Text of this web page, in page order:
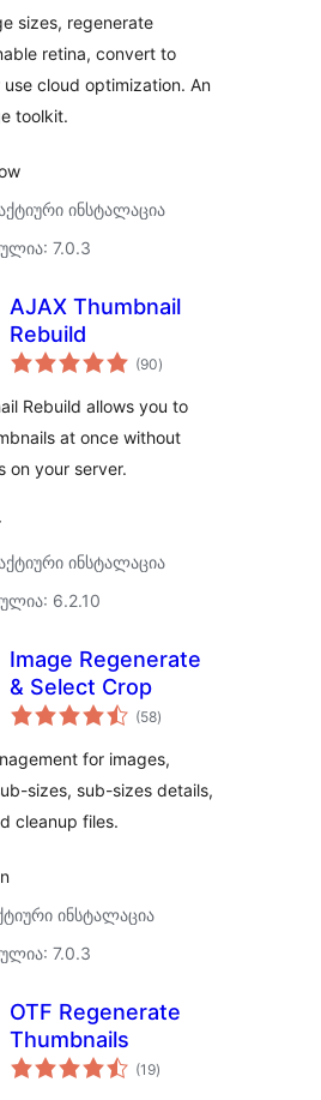
sizes, regenerate
retina, convert to
use cloud optimization. An
toolkit.
ინსტალაცია
7.0.3
AJAX Thumbnail
Rebuild
(90საერთო
რეიტინგი
)
Rebuild allows you to
at once without
on your server.
ინსტალაცია
6.2.10
Image Regenerate
& Select Crop
(58საერთო
რეიტინგი
)
for images,
sizes, sub-sizes details,
cleanup files.
ინსტალაცია
7.0.3
OTF Regenerate
Thumbnails
(19საერთო
რეიტინგი
)